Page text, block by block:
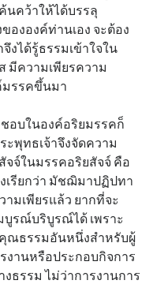
คว้าให้ได้บรรลุ
งองค์ท่านเอง จะต้อง
งได้รู้ธรรมเข้าใจใน
มีความเพียรความ
มรรคขึ้นมา
อบในองค์อริยมรรคก็
พุทธเจ้าจึงจัดความ
จจ์ในมรรคอริยสัจจ์ คือ
เรียกว่า มัชฌิมาปฏิปทา
มเพียรแล้ว ยากที่จะ
บูรณ์บริบูรณ์ได้ เพราะ
ณธรรมอันหนึ่งสำหรับผู้
งานหรือประกอบกิจการ
ธรรม ไม่ว่าการงานการ